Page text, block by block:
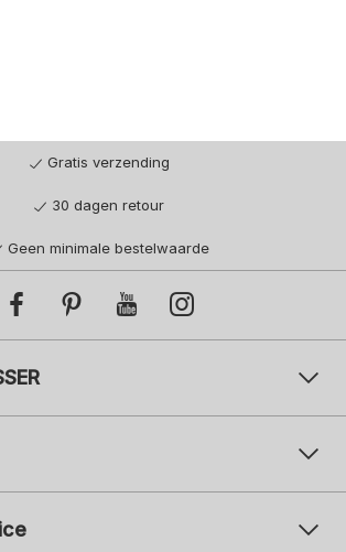
Gratis verzending
30 dagen retour
Geen minimale bestelwaarde